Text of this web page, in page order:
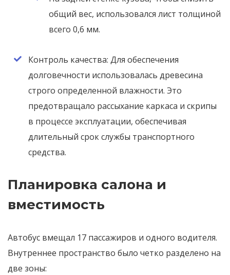
общий вес, использовался лист толщиной
всего 0,6 мм.
Контроль качества: Для обеспечения
долговечности использовалась древесина
строго определенной влажности. Это
предотвращало рассыхание каркаса и скрипы
в процессе эксплуатации, обеспечивая
длительный срок службы транспортного
средства.
Планировка салона и
вместимость
Автобус вмещал 17 пассажиров и одного водителя.
Внутреннее пространство было четко разделено на
две зоны: